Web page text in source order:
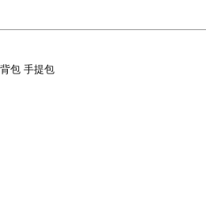
包 手提包